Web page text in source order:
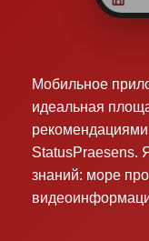
Мобильное
идеальная
StatusPraesens.
знаний: море